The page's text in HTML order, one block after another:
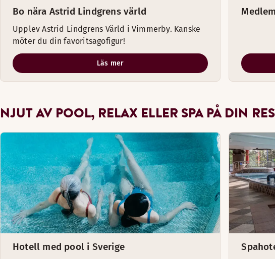
Bo nära Astrid Lindgrens värld
Upplev Astrid Lindgrens Värld i Vimmerby. Kanske
möter du din favoritsagofigur!
Läs mer
NJUT AV POOL, RELAX ELLER SPA PÅ DIN
Hotell med pool i Sverige